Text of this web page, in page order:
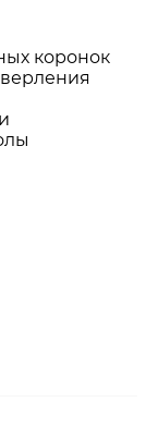
коронок